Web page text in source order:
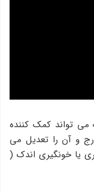
تواند کمک کننده
و آن را تعدیل می
یا خونگیری اندک (